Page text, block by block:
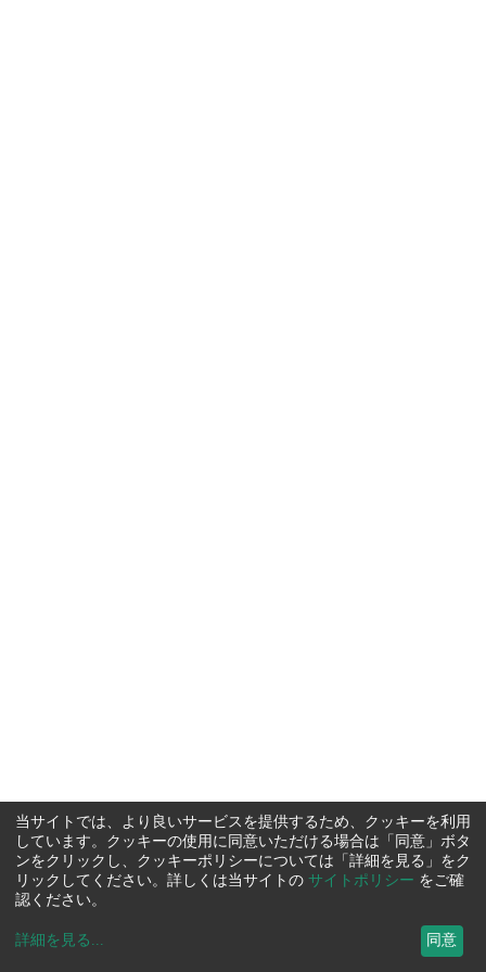
当サイトでは、より良いサービスを提供するため、クッキーを利用
しています。クッキーの使用に同意いただける場合は「同意」ボタ
ンをクリックし、クッキーポリシーについては「詳細を見る」をク
リックしてください。詳しくは当サイトの サイトポリシー をご確
認ください。
詳細を見る ... 同意